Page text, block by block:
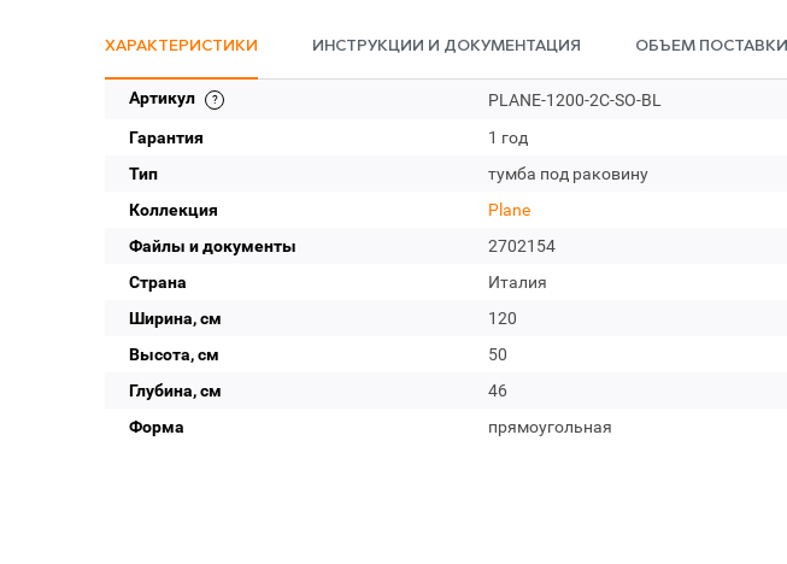
ХАРАКТЕРИСТИКИ ИНСТРУКЦИИ И ДОКУМЕНТАЦИЯ ОБЪЕМ ПОСТАВКИ
Артикул
PLANE-1200-2C-SO-BL
Гарантия
1 год
Тип
тумба под раковину
Коллекция
Plane
Файлы и документы
2702154
Страна
Италия
Ширина, см
120
Высота, см
50
Глубина, см
46
Форма
прямоугольная